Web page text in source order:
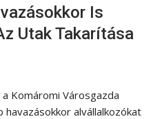
Is
Utak Takarítása
Komáromi Városgazda
alvállalkozókat